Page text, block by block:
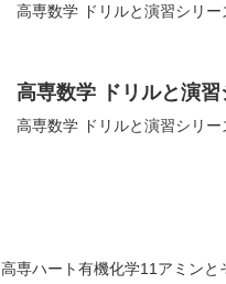
高専数学 ドリルと演習シリ
高専数学 ドリルと演
高専数学 ドリルと演習シリ
高専ハート有機化学11アミンと